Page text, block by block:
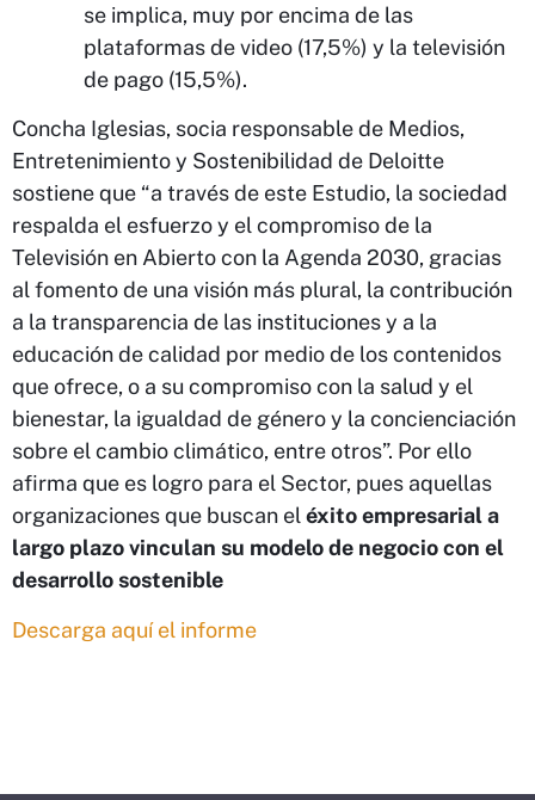
se implica, muy por encima de las
plataformas de video (17,5%) y la televisión
de pago (15,5%).
Concha Iglesias, socia responsable de Medios,
Entretenimiento y Sostenibilidad de Deloitte
sostiene que “a través de este Estudio, la sociedad
respalda el esfuerzo y el compromiso de la
Televisión en Abierto con la Agenda 2030, gracias
al fomento de una visión más plural, la contribución
a la transparencia de las instituciones y a la
educación de calidad por medio de los contenidos
que ofrece, o a su compromiso con la salud y el
bienestar, la igualdad de género y la concienciación
sobre el cambio climático, entre otros”. Por ello
afirma que es logro para el Sector, pues aquellas
organizaciones que buscan eléxito empresarial a
largo plazo vinculan su modelo de negocio con el
desarrollo sostenible
Descarga aquí el informe